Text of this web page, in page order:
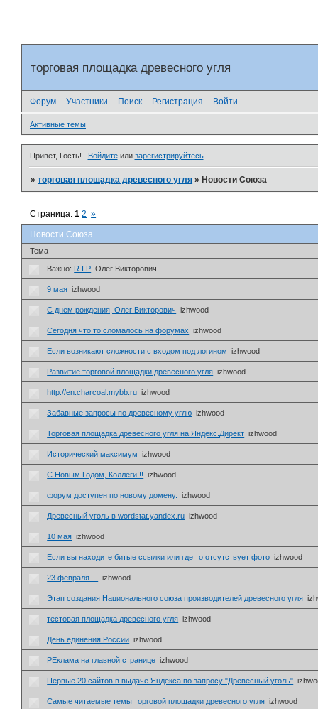
торговая площадка древесного угля
Форум Участники Поиск Регистрация Войти
Активные темы
Привет, Гость! Войдитеили зарегистрируйтесь.
»торговая площадка древесного угля »Новости Союза
Новости Союза
Страница:1 2 »
Тема
Важно: R.I.P Олег Викторович
9 мая izhwood
С днем рождения, Олег Викторович izhwood
Сегодня что то сломалось на форумах izhwood
Если возникают сложности с входом под логином izhwood
Развитие торговой площадки древесного угля izhwood
http://en.charcoal.mybb.ru izhwood
Забавные запросы по древесному углю izhwood
Торговая площадка древесного угля на Яндекс.Директ izhwood
Исторический максимум izhwood
С Новым Годом, Коллеги!!! izhwood
форум доступен по новому домену. izhwood
Древесный уголь в wordstat.yandex.ru izhwood
10 мая izhwood
Если вы находите битые ссылки или где то отсутствует фото izhwood
23 февраля.... izhwood
Этап создания Национального союза производителей древесного угля
тестовая площадка древесного угля izhwood
День единения России izhwood
РЕклама на главной странице izhwood
Первые 20 сайтов в выдаче Яндекса по запросу "Древесный уголь"
Самые читаемые темы торговой площадки древесного угля izhwood